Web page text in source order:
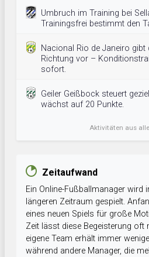
Umbruch im Training bei
Trainingsfrei bestimmt den
Nacional Rio de Janeiro gibt
Richtung vor –
sofort.
Geiler Geißbock steuert
wächst auf 20 Punkte.
Aktivitäten aus
Zeitaufwand
Ein Online-Fußballmanager wird
längeren Zeitraum gespielt.
eines neuen Spiels für große
Zeit lässt diese Begeisterung oft
eigene Team erhält immer
während andere Manager, die